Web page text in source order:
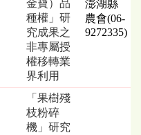
金寶）品
種權」研
究成果之
非專屬授
權移轉業
界利用
澎湖縣
農會(06-
9272335)
「果樹殘
枝粉碎
機」研究